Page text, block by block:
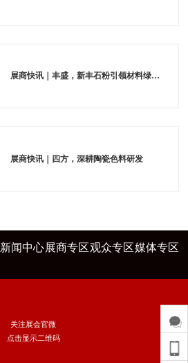
展商快讯｜丰盛，新丰石粉引领材料绿色发展
展商快讯｜四方，深耕陶瓷色料研发
新闻中心展商专区观众专区媒体专区
关注展会官微
点击显示二维码